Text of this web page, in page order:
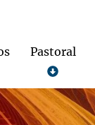
Pastoral